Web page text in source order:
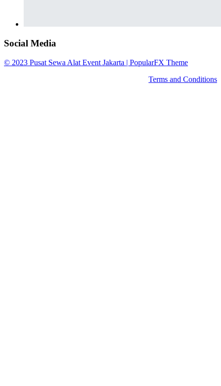
Social Media
© 2023 Pusat Sewa Alat Event Jakarta | PopularFX Theme
Terms and Conditions